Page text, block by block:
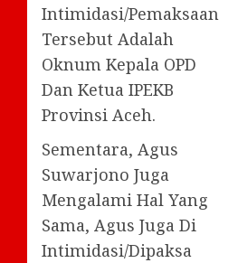
Intimidasi/Pemaksaan
Tersebut Adalah
Oknum Kepala OPD
Dan Ketua IPEKB
Provinsi Aceh.
Sementara, Agus
Suwarjono Juga
Mengalami Hal Yang
Sama, Agus Juga Di
Intimidasi/Dipaksa